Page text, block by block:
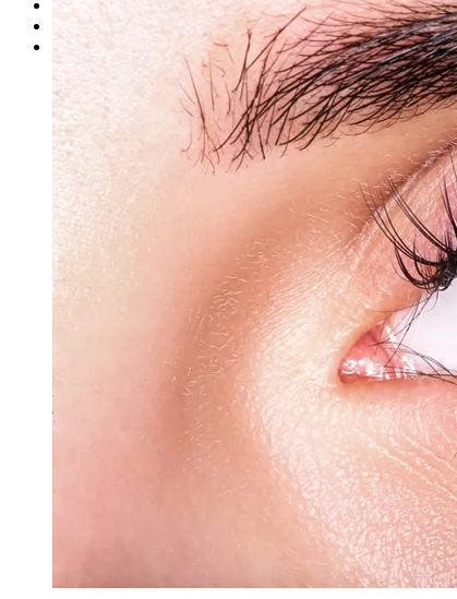
Представители школы
Представители продукции
Стать представителем продукции